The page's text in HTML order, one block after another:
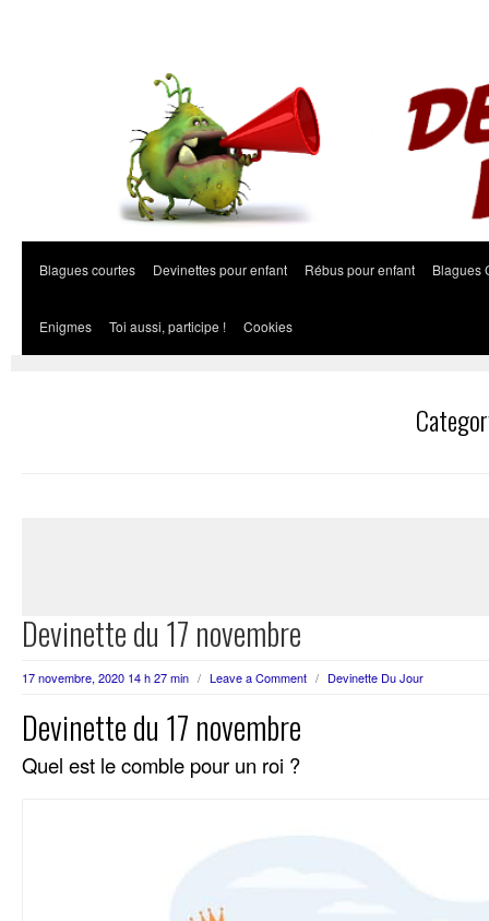
Blagues courtes Devinettes pour enfant Rébus pour enfant Blagues
Enigmes Toi aussi, participe ! Cookies
Devinette du 17 novembre
17 novembre, 2020 14 h 27 min / Leave a Comment / Devinette Du Jour
Devinette du 17 novembre
Quel est le comble pour un roi ?